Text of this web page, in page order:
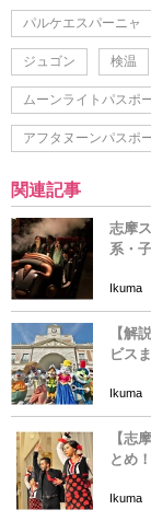
パルケエスパーニャ
ジュゴン 検温
ムーンライトパスポ
アフタヌーンパスポ
関連記事
志摩
系・
Ikuma
【解
ビス
Ikuma
【志
とめ
Ikuma